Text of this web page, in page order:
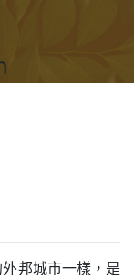
邦城市一樣，是